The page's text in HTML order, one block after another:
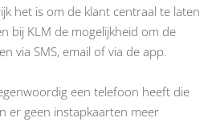
het is om de klant centraal te laten
bij KLM de mogelijkheid om de
via SMS, email of via de app.
een telefoon heeft die
er geen instapkaarten meer